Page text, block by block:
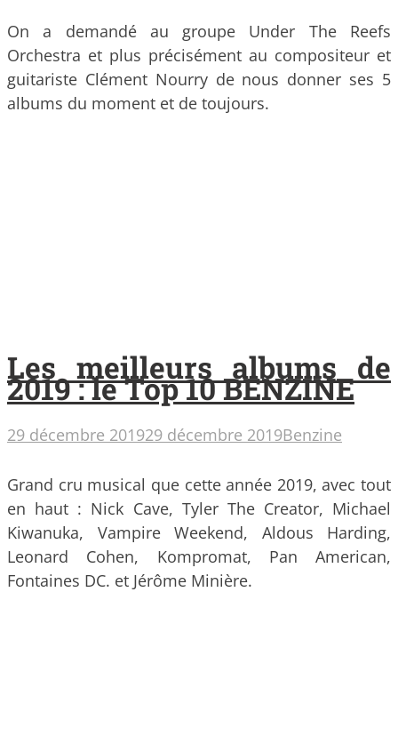
On a demandé au groupe Under The Reefs
Orchestra et plus précisément au compositeur et
guitariste Clément Nourry de nous donner ses 5
albums du moment et de toujours.
Les meilleurs albums de
2019 : le Top 10 BENZINE
29 décembre 201929 décembre 2019Benzine
Grand cru musical que cette année 2019, avec tout
en haut : Nick Cave, Tyler The Creator, Michael
Kiwanuka, Vampire Weekend, Aldous Harding,
Leonard Cohen, Kompromat, Pan American,
Fontaines DC. et Jérôme Minière.